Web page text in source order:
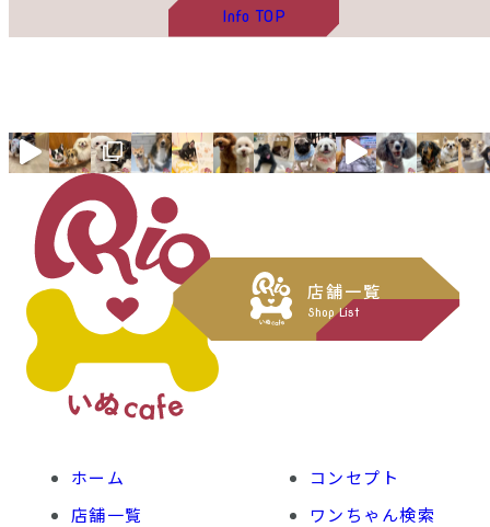
Info TOP
店舗一覧
Shop List
ホーム
コンセプト
店舗一覧
ワンちゃん検索